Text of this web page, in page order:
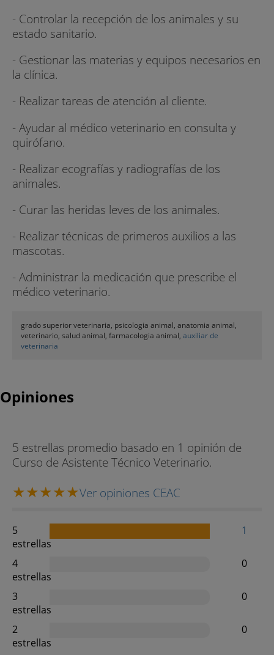
- Controlar la recepción de los animales y su
estado sanitario.
- Gestionar las materias y equipos necesarios en
la clínica.
- Realizar tareas de atención al cliente.
- Ayudar al médico veterinario en consulta y
quirófano.
- Realizar ecografías y radiografías de los
animales.
- Curar las heridas leves de los animales.
- Realizar técnicas de primeros auxilios a las
mascotas.
- Administrar la medicación que prescribe el
médico veterinario.
grado superior veterinaria, psicologia animal, anatomia animal,
veterinario, salud animal, farmacologia animal, auxiliar de
veterinaria
Opiniones
5 estrellas promedio basado en 1 opinión de
Curso de Asistente Técnico Veterinario.
Ver opiniones CEAC
5
estrellas
1
4
estrellas
0
3
estrellas
0
2
estrellas
0